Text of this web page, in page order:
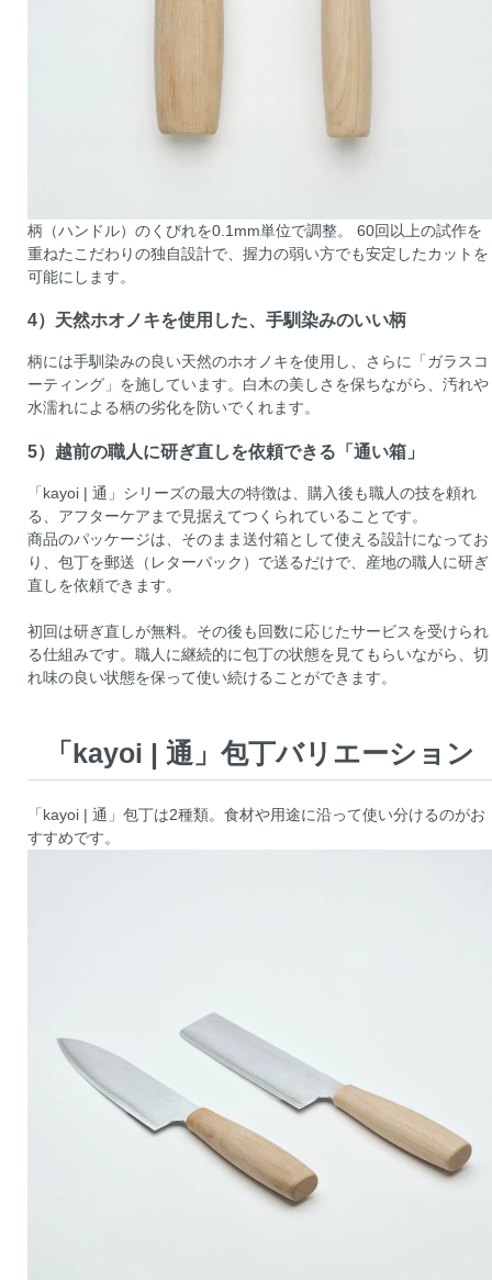
柄（ハンドル）のくびれを0.1mm単位で調整。 60回以上の試作を
重ねたこだわりの独自設計で、握力の弱い方でも安定したカットを
可能にします。
4）天然ホオノキを使用した、手馴染みのいい柄
柄には手馴染みの良い天然のホオノキを使用し、さらに「ガラスコ
ーティング」を施しています。白木の美しさを保ちながら、汚れや
水濡れによる柄の劣化を防いでくれます。
5）越前の職人に研ぎ直しを依頼できる「通い箱」
「kayoi | 通」シリーズの最大の特徴は、購入後も職人の技を頼れ
る、アフターケアまで見据えてつくられていることです。
商品のパッケージは、そのまま送付箱として使える設計になってお
り、包丁を郵送（レターパック）で送るだけで、産地の職人に研ぎ
直しを依頼できます。
初回は研ぎ直しが無料。その後も回数に応じたサービスを受けられ
る仕組みです。職人に継続的に包丁の状態を見てもらいながら、切
れ味の良い状態を保って使い続けることができます。
「kayoi | 通」包丁バリエーション
「kayoi | 通」包丁は2種類。食材や用途に沿って使い分けるのがお
すすめです。